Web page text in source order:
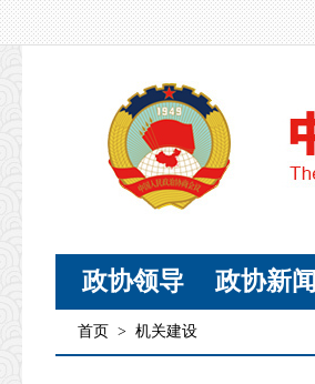
政协领导 政协新闻
首页 > 机关建设